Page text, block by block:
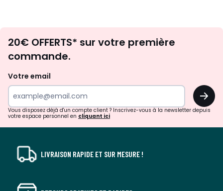
d'inspirations
surprises?
20€ OFFERTS* sur votre première
commande.
Votre email
OK
Vous disposez déjà d'un compte client ? Inscrivez-vous à la newsletter depuis
votre espace personnel en cliquant ici
LIVRAISON RAPIDE ET SUR MESURE !